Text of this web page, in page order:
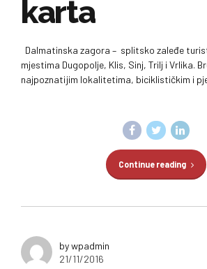
karta
Dalmatinska zagora – splitsko zaleđe
mjestima Dugopolje, Klis, Sinj, Trilj i Vrlika.
najpoznatijim lokalitetima, biciklističkim i
Continue reading
by wpadmin
21/11/2016